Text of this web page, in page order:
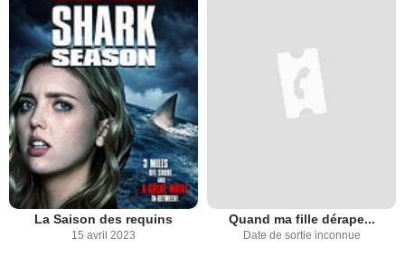
La Saison des requins
15 avril 2023
Quand ma fille dérape...
Date de sortie inconnue